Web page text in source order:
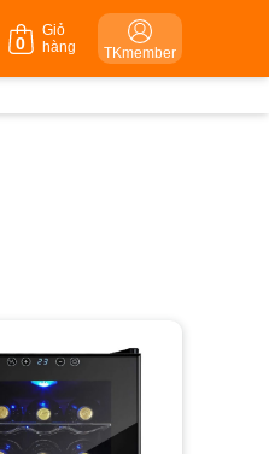
Giỏ
hàng
0 TKmember